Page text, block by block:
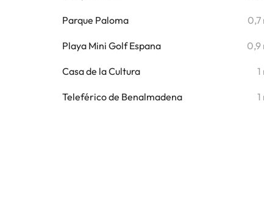
Parque Paloma 0,7
Playa Mini Golf Espana 0,9
Casa de la Cultura 1
Teleférico de Benalmadena 1